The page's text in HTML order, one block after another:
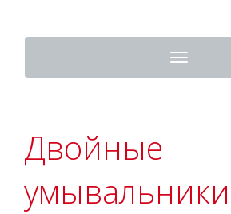
Toggle
navigation
Двойные
умывальники